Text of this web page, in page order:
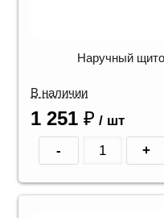
Наручный
В наличии
1 251 ₽ / шт
- +